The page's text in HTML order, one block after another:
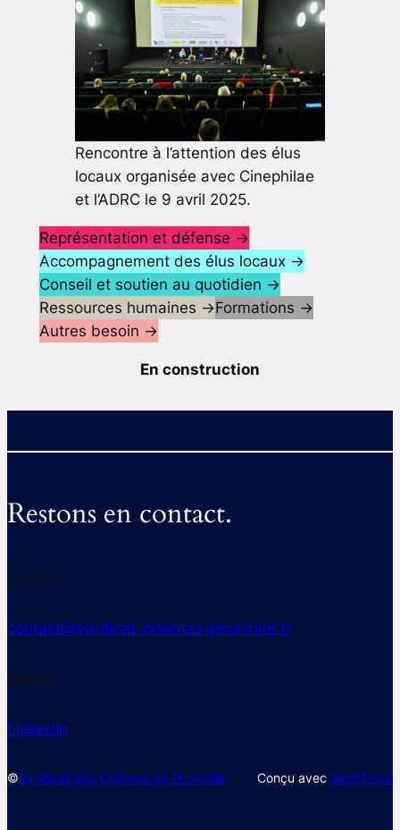
Rencontre à l’attention des élus
locaux organisée avec Cinephilae
et l’ADRC le 9 avril 2025.
Représentation et défense →
Accompagnement des élus locaux →
Conseil et soutien au quotidien →
Ressources humaines →Formations →
Autres besoin →
En construction
Restons en contact.
Contact
contact@syndicat-cinemas-proximite.fr
Suivre
LinkedIn
©Syndicat des Cinémas de Proximité Conçu avec WordPress